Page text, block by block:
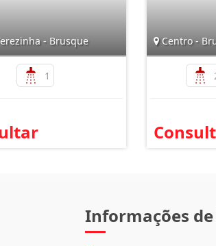
- Brusque
1
Centro -
Informações